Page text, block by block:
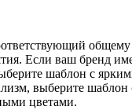
Если ваш бренд
шаблон с
выберите шаблон
цветами.